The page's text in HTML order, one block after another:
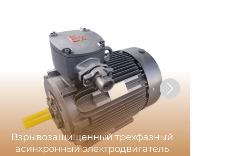
Взрывозащищенный трехфазный
асинхронный электродвигатель